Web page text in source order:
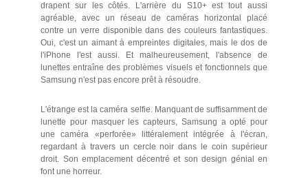
drapent sur les côtés. L'arrière du S10+ est tout aussi
agréable, avec un réseau de caméras horizontal placé
contre un verre disponible dans des couleurs fantastiques.
Oui, c'est un aimant à empreintes digitales, mais le dos de
l'iPhone l'est aussi. Et malheureusement, l'absence de
lunettes entraîne des problèmes visuels et fonctionnels que
Samsung n'est pas encore prêt à résoudre.
L'étrange est la caméra selfie. Manquant de suffisamment de
lunette pour masquer les capteurs, Samsung a opté pour
une caméra «perforée» littéralement intégrée à l'écran,
regardant à travers un cercle noir dans le coin supérieur
droit. Son emplacement décentré et son design génial en
font une horreur.